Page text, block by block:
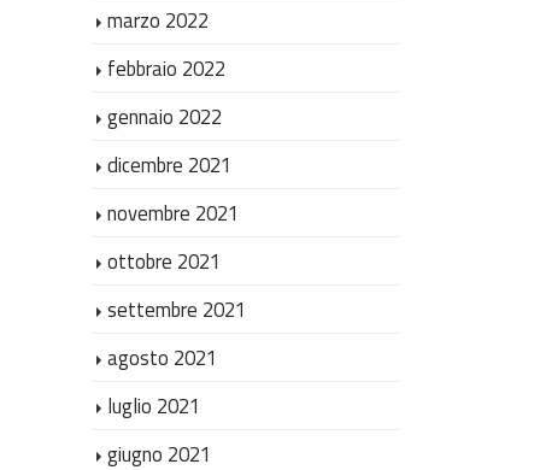
marzo 2022
febbraio 2022
gennaio 2022
dicembre 2021
novembre 2021
ottobre 2021
settembre 2021
agosto 2021
luglio 2021
giugno 2021